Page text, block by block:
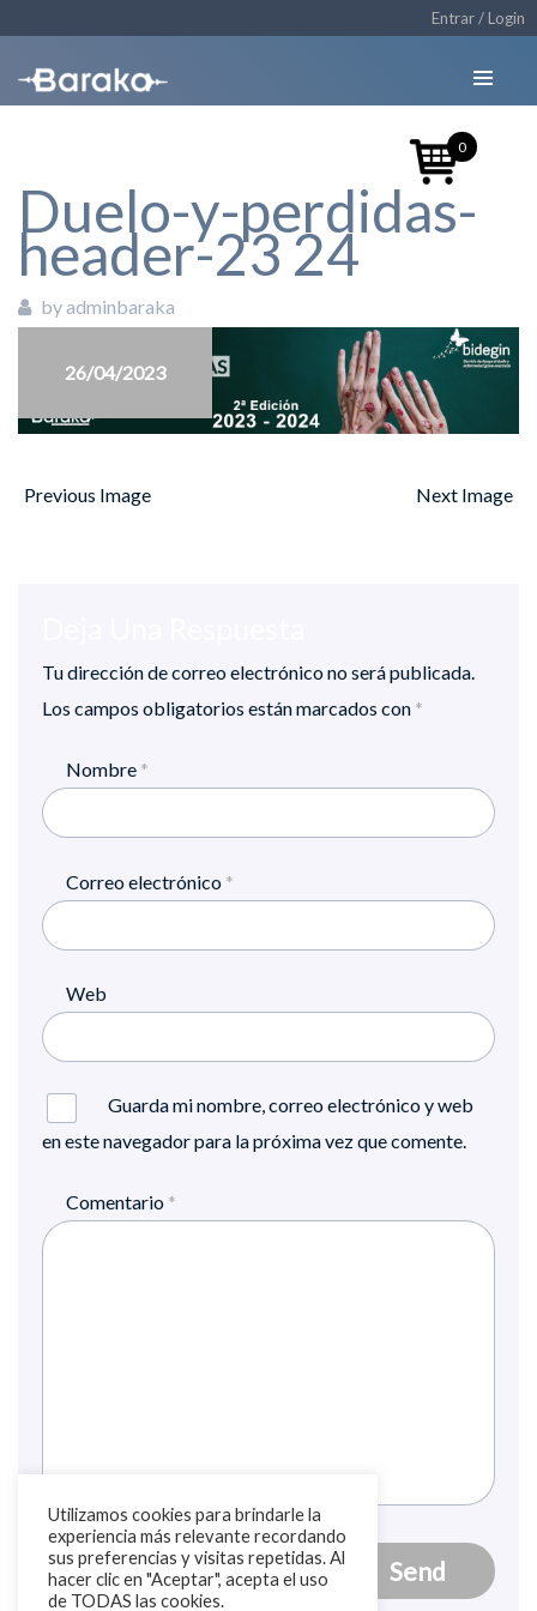
Entrar / Login
Duelo-y-perdidas-
header-23 24
by adminbaraka
26/04/2023
Previous Image Next Image
Tu dirección de correo electrónico no será publicada.
Los campos obligatorios están marcados con *
Nombre *
Correo electrónico *
Web
Guarda mi nombre, correo electrónico y web
en este navegador para la próxima vez que comente.
Comentario *
Utilizamos cookies para brindarle la
experiencia más relevante recordando
sus preferencias y visitas repetidas. Al
hacer clic en "Aceptar", acepta el uso
de TODAS las cookies.
0